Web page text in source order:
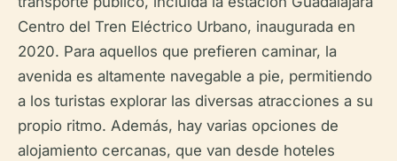
Centro del Tren Eléctrico Urbano, inaugurada en
2020. Para aquellos que prefieren caminar, la
avenida es altamente navegable a pie, permitiendo
a los turistas explorar las diversas atracciones a su
propio ritmo. Además, hay varias opciones de
alojamiento cercanas, que van desde hoteles